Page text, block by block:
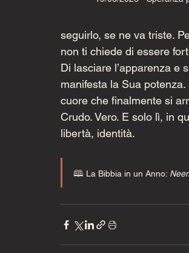
seguirlo, se ne va triste.
non ti chiede di essere
Di lasciare l’apparenza e
manifesta la Sua
cuore che finalmente si
Crudo. Vero. E solo lì, in
libertà, identità.
🕮 La Bibbia in un Anno: